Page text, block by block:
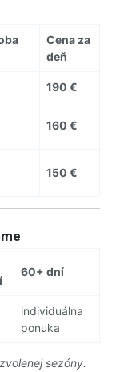
Cena za
deň
190 €
160 €
150 €
60+ dní
individuálna
ponuka
sezóny.